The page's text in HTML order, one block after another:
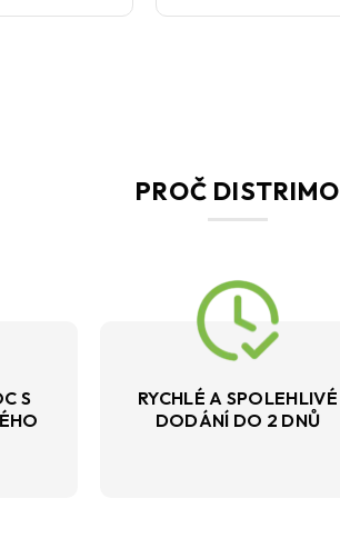
PROČ DISTRIMO
S
RYCHLÉ A SPOLEHLIVÉ
DODÁNÍ DO 2 DNŮ